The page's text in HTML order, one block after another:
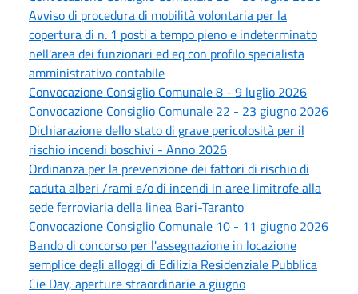
Avviso di procedura di mobilità volontaria per la
copertura di n. 1 posti a tempo pieno e indeterminato
nell'area dei funzionari ed eq con profilo specialista
amministrativo contabile
Convocazione Consiglio Comunale 8 - 9 luglio 2026
Convocazione Consiglio Comunale 22 - 23 giugno 2026
Dichiarazione dello stato di grave pericolosità per il
rischio incendi boschivi - Anno 2026
Ordinanza per la prevenzione dei fattori di rischio di
caduta alberi /rami e/o di incendi in aree limitrofe alla
sede ferroviaria della linea Bari-Taranto
Convocazione Consiglio Comunale 10 - 11 giugno 2026
Bando di concorso per l'assegnazione in locazione
semplice degli alloggi di Edilizia Residenziale Pubblica
Cie Day, aperture straordinarie a giugno